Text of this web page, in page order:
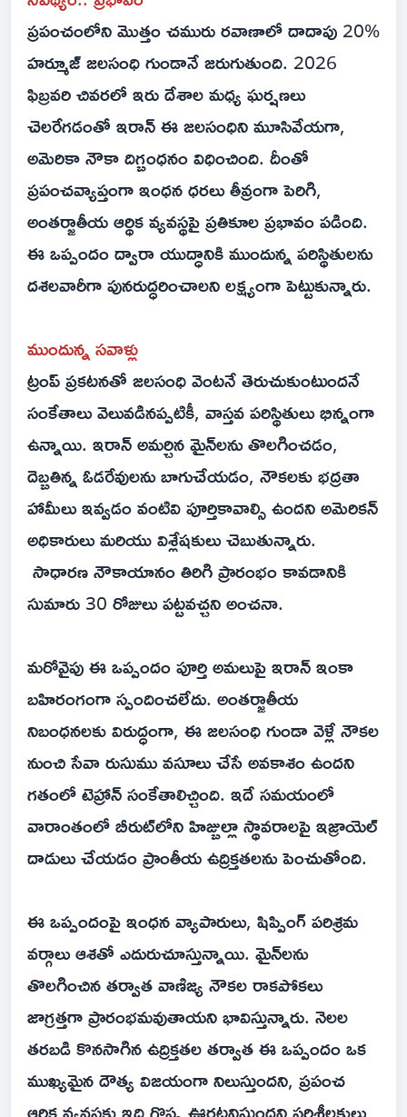
ప్రపంచంలోని మొత్తం చమురు రవాణాలో దాదాపు 20%
హ‌ర్మూజ్ జలసంధి గుండానే జరుగుతుంది. 2026
ఫిబ్రవరి చివరలో ఇరు దేశాల మధ్య ఘర్షణలు
చెలరేగడంతో ఇరాన్ ఈ జలసంధిని మూసివేయగా,
అమెరికా నౌకా దిగ్బంధనం విధించింది. దీంతో
ప్రపంచవ్యాప్తంగా ఇంధన ధరలు తీవ్రంగా పెరిగి,
అంతర్జాతీయ ఆర్థిక వ్యవస్థపై ప్రతికూల ప్రభావం పడింది.
ఈ ఒప్పందం ద్వారా యుద్ధానికి ముందున్న పరిస్థితులను
దశలవారీగా పునరుద్ధరించాలని లక్ష్యంగా పెట్టుకున్నారు.
ముందున్న సవాళ్లు
ట్రంప్ ప్రకటనతో జలసంధి వెంటనే తెరుచుకుంటుందనే
సంకేతాలు వెలువడినప్పటికీ, వాస్తవ పరిస్థితులు భిన్నంగా
ఉన్నాయి. ఇరాన్ అమర్చిన మైన్‌లను తొలగించడం,
దెబ్బతిన్న ఓడరేవులను బాగుచేయడం, నౌకలకు భద్రతా
హామీలు ఇవ్వడం వంటివి పూర్తికావాల్సి ఉందని అమెరికన్
అధికారులు మరియు విశ్లేషకులు చెబుతున్నారు.
సాధారణ నౌకాయానం తిరిగి ప్రారంభం కావడానికి
సుమారు 30 రోజులు పట్టవచ్చని అంచనా.
మరోవైపు ఈ ఒప్పందం పూర్తి అమలుపై ఇరాన్ ఇంకా
బహిరంగంగా స్పందించలేదు. అంతర్జాతీయ
నిబంధనలకు విరుద్ధంగా, ఈ జలసంధి గుండా వెళ్లే నౌకల
నుంచి సేవా రుసుము వసూలు చేసే అవకాశం ఉందని
గతంలో టెహ్రాన్ సంకేతాలిచ్చింది. ఇదే సమయంలో
వారాంతంలో బీరుట్‌లోని హిజ్బుల్లా స్థావరాలపై ఇజ్రాయెల్
దాడులు చేయడం ప్రాంతీయ ఉద్రిక్తతలను పెంచుతోంది.
ఈ ఒప్పందంపై ఇంధన వ్యాపారులు, షిప్పింగ్ పరిశ్రమ
వర్గాలు ఆశతో ఎదురుచూస్తున్నాయి. మైన్‌లను
తొలగించిన తర్వాత వాణిజ్య నౌకల రాకపోకలు
జాగ్రత్తగా ప్రారంభమవుతాయని భావిస్తున్నారు. నెలల
తరబడి కొనసాగిన ఉద్రిక్తతల తర్వాత ఈ ఒప్పందం ఒక
ముఖ్యమైన దౌత్య విజయంగా నిలుస్తుందని, ప్రపంచ